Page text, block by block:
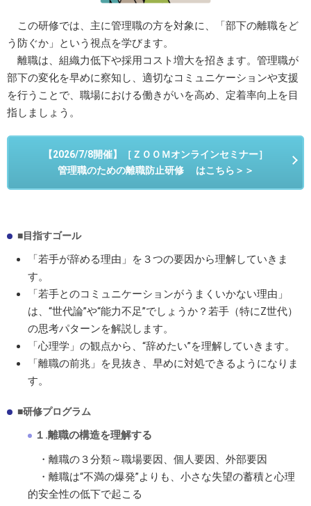
この研修では、主に管理職の方を対象に、「部下の離職をど
う防ぐか」という視点を学びます。
離職は、組織力低下や採用コスト増大を招きます。管理職が
部下の変化を早めに察知し、適切なコミュニケーションや支援
を行うことで、職場における働きがいを高め、定着率向上を目
指しましょう。
【2026/7/8開催】［ＺＯＯＭオンラインセミナー］
管理職のための離職防止研修 はこちら＞＞
■目指すゴール
「若手が辞める理由」を３つの要因から理解していきま
す。
「若手とのコミュニケーションがうまくいかない理由」
は、“世代論”や“能力不足”でしょうか？若手（特にZ世代）
の思考パターンを解説します。
「心理学」の観点から、“辞めたい”を理解していきます。
「離職の前兆」を見抜き、早めに対処できるようになりま
す。
■研修プログラム
１.離職の構造を理解する
・離職の３分類～職場要因、個人要因、外部要因
・離職は“不満の爆発”よりも、小さな失望の蓄積と心理
的安全性の低下で起こる